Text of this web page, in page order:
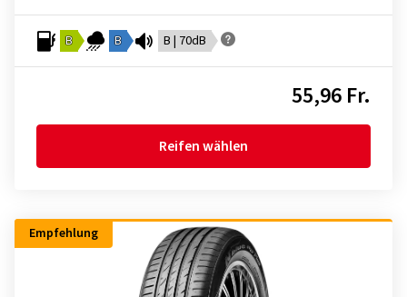
B B B | 70dB
55,96 Fr.
Reifen wählen
Empfehlung